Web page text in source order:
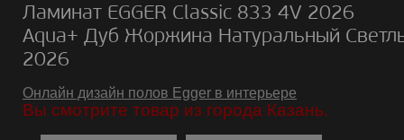
Ламинат EGGER Classic 833 4V 2026
Aqua+ Дуб Жоржина Натуральный
2026
Онлайн дизайн полов Egger в интерьере
Вы смотрите товар из города Казань.